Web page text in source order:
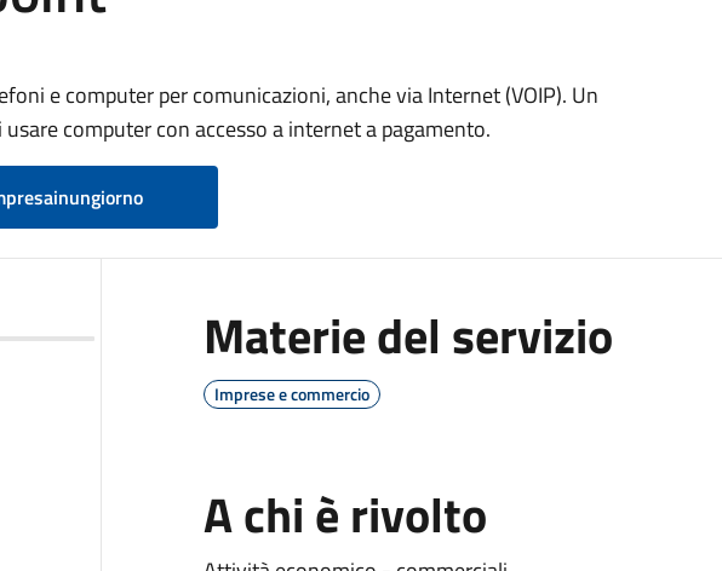
e computer per comunicazioni, anche via Internet (VOIP). Un
computer con accesso a internet a pagamento.
Materie del servizio
Imprese e commercio
A chi è rivolto